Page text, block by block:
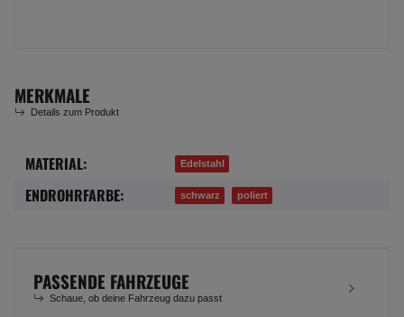
MERKMALE
Details zum Produkt
Produkteigenschaft
Wert
MATERIAL: Edelstahl
ENDROHRFARBE: schwarz poliert
PASSENDE FAHRZEUGE
Schaue, ob deine Fahrzeug dazu passt